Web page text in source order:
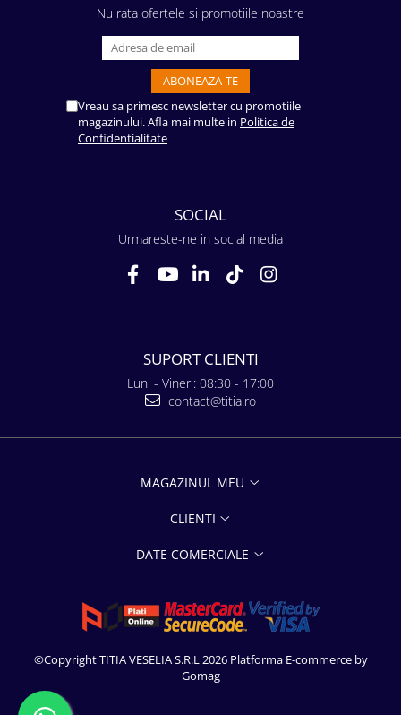
Nu rata ofertele si promotiile noastre
Vreau sa primesc newsletter cu promotiile
magazinului. Afla mai multe in Politica de
Confidentialitate
SOCIAL
Urmareste-ne in social media
SUPORT CLIENTI
Luni - Vineri: 08:30 - 17:00
contact@titia.ro
MAGAZINUL MEU
CLIENTI
DATE COMERCIALE
©Copyright TITIA VESELIA S.R.L 2026 Platforma E-commerce by
Gomag